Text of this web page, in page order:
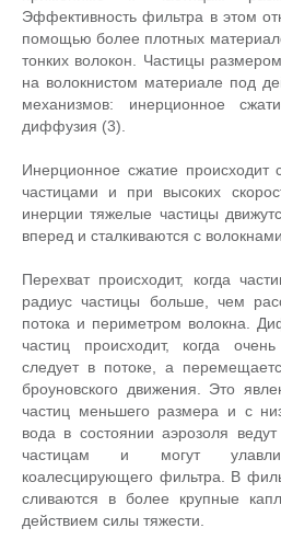
Эффективность фильтра в этом
помощью более плотных
тонких волокон. Частицы
на волокнистом материале под
механизмов: инерционное
диффузия (3).
Инерционное сжатие происходит
частицами и при высоких
инерции тяжелые частицы
вперед и сталкиваются с волокнами.
Перехват происходит, когда
радиус частицы больше, чем
потока и периметром волокна.
частиц происходит, когда
следует в потоке, а
броуновского движения. Это
частиц меньшего размера и с
вода в состоянии аэрозоля
частицам и могут
коалесцирующего фильтра. В
сливаются в более крупные
действием силы тяжести.